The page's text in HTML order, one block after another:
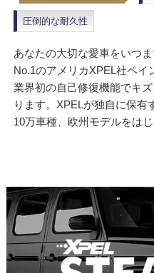
圧倒的な耐久性
あなたの大切な愛車をいつ
No.1のアメリカXPEL社ペイ
業界初の自己修復機能でキ
ります。XPELが独自に保有
10万車種、欧州モデルをは